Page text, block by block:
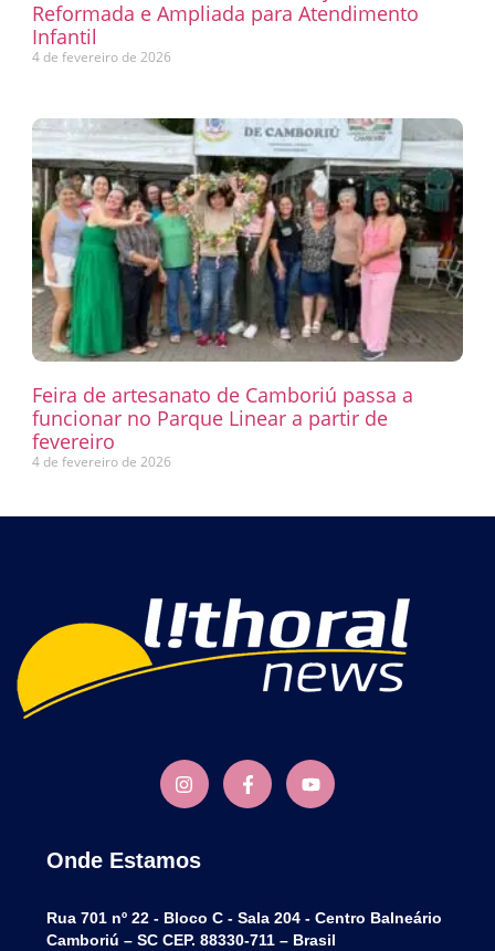
Reformada e Ampliada para Atendimento
Infantil
4 de fevereiro de 2026
Feira de artesanato de Camboriú passa a
funcionar no Parque Linear a partir de
fevereiro
4 de fevereiro de 2026
Onde Estamos
Rua 701 nº 22 - Bloco C - Sala 204 - Centro Balneário
Camboriú – SC CEP. 88330-711 – Brasil